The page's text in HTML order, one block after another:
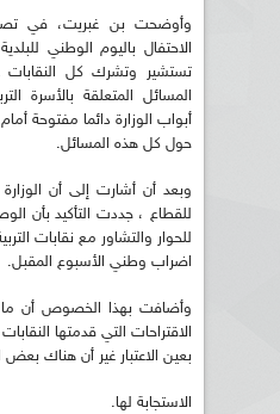
وأوضحت بن غبريت، في
الاحتفال باليوم الوطني
تستشير وتشرك كل النقابات
المسائل المتعلقة بالأسرة
أبواب الوزارة دائما مفتوحة
حول كل هذه المسائل.
وبعد أن أشارت إلى أن الوزارة
للقطاع ، جددت التأكيد بأن
للحوار والتشاور مع نقابات
اضراب وطني الأسبوع المقبل.
الاقتراحات التي قدمتها
بعين الاعتبار غير أن هناك
الاستجابة لها.